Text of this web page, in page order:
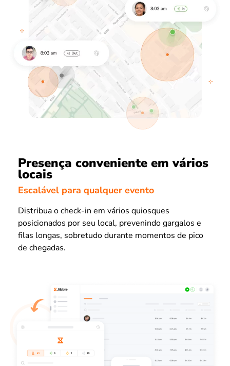
Presença conveniente em vários
locais
Escalável para qualquer evento
Distribua o check-in em vários quiosques
posicionados por seu local, prevenindo gargalos e
filas longas, sobretudo durante momentos de pico
de chegadas.